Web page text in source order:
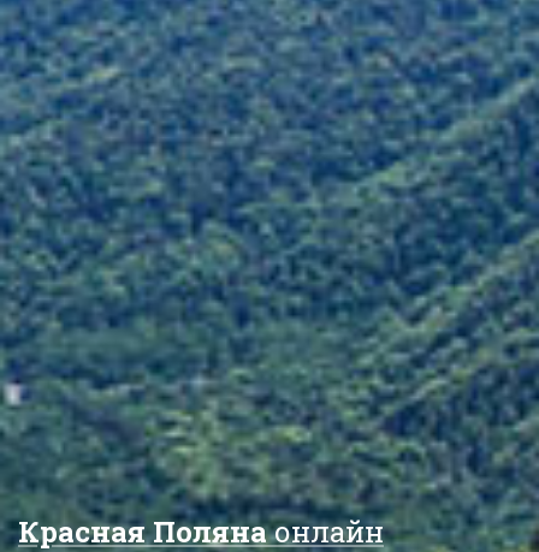
Красная Полянаонлайн